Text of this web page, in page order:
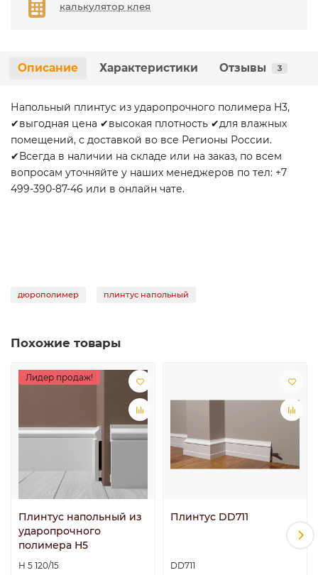
калькулятор клея
Описание Характеристики Отзывы 3
Напольный плинтус из ударопрочного полимера H3,
✔выгодная цена ✔высокая плотность ✔для влажных
помещений, с доставкой во все Регионы России.
✔Всегда в наличии на складе или на заказ, по всем
вопросам уточняйте у наших менеджеров по тел: +7
499-390-87-46 или в онлайн чате.
дюрополимер плинтус напольный
Похожие товары
Лидер продаж!
Плинтус напольный из
ударопрочного
полимера Н5
Н 5 120/15
Плинтус DD711
DD711